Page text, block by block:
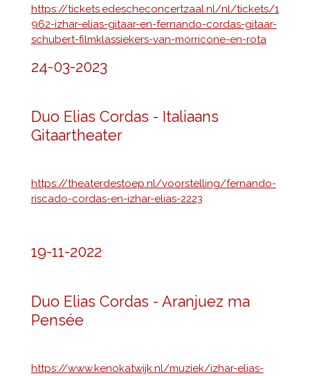
https://tickets.edescheconcertzaal.nl/nl/tickets/1
962-izhar-elias-gitaar-en-fernando-cordas-gitaar-
schubert-filmklassiekers-van-morricone-en-rota
24-03-2023
Duo Elias Cordas - Italiaans
Gitaartheater
https://theaterdestoep.nl/voorstelling/fernando-
riscado-cordas-en-izhar-elias-2223
19-11-2022
Duo Elias Cordas - Aranjuez ma
Pensée
https://www.kenokatwijk.nl/muziek/izhar-elias-